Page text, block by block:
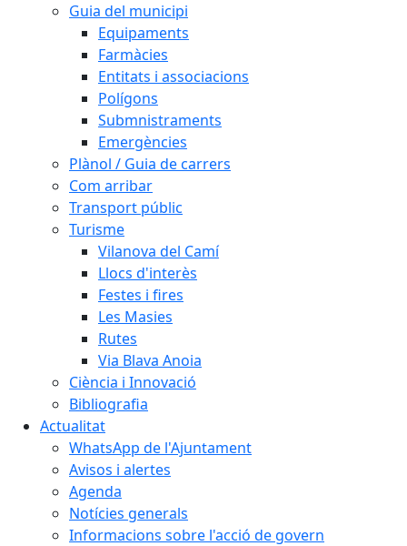
Guia del municipi
Equipaments
Farmàcies
Entitats i associacions
Polígons
Submnistraments
Emergències
Plànol / Guia de carrers
Com arribar
Transport públic
Turisme
Vilanova del Camí
Llocs d'interès
Festes i fires
Les Masies
Rutes
Via Blava Anoia
Ciència i Innovació
Bibliografia
Actualitat
WhatsApp de l'Ajuntament
Avisos i alertes
Agenda
Notícies generals
Informacions sobre l'acció de govern